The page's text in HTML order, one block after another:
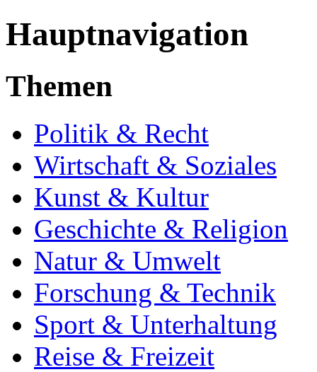
Hauptnavigation
Themen
Politik & Recht
Wirtschaft & Soziales
Kunst & Kultur
Geschichte & Religion
Natur & Umwelt
Forschung & Technik
Sport & Unterhaltung
Reise & Freizeit